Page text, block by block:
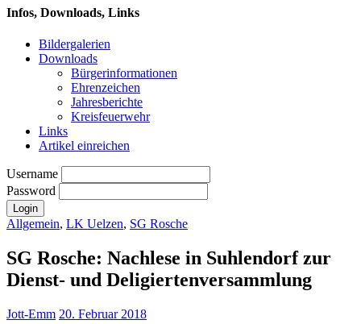
Infos, Downloads, Links
Bildergalerien
Downloads
Bürgerinformationen
Ehrenzeichen
Jahresberichte
Kreisfeuerwehr
Links
Artikel einreichen
Username
Password
Allgemein, LK Uelzen, SG Rosche
SG Rosche: Nachlese in Suhlendorf zur
Dienst- und Deligiertenversammlung
Jott-Emm 20. Februar 2018